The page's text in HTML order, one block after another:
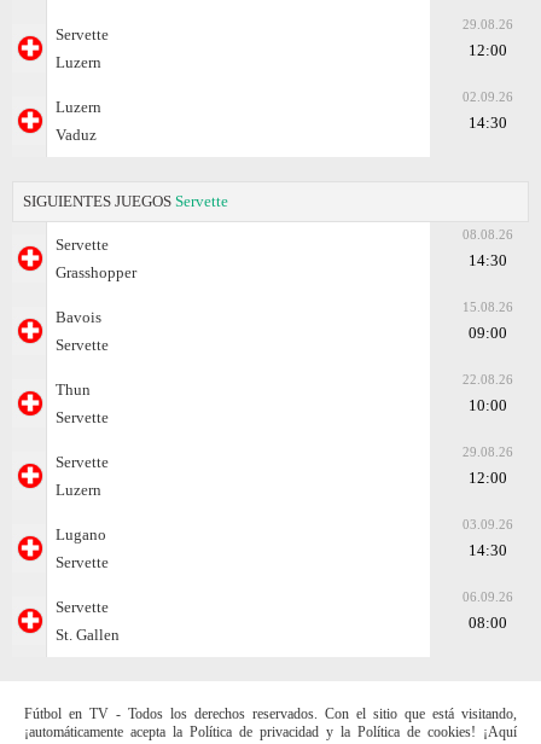
Servette
Luzern
29.08.26
12:00
Luzern
Vaduz
02.09.26
14:30
SIGUIENTES JUEGOS Servette
Servette
Grasshopper
08.08.26
14:30
Bavois
Servette
15.08.26
09:00
Thun
Servette
22.08.26
10:00
Servette
Luzern
29.08.26
12:00
Lugano
Servette
03.09.26
14:30
Servette
St. Gallen
06.09.26
08:00
Fútbol en TV - Todos los derechos reservados. Con el sitio que está visitando,
¡automáticamente acepta la Política de privacidad y la Política de cookies! ¡Aquí